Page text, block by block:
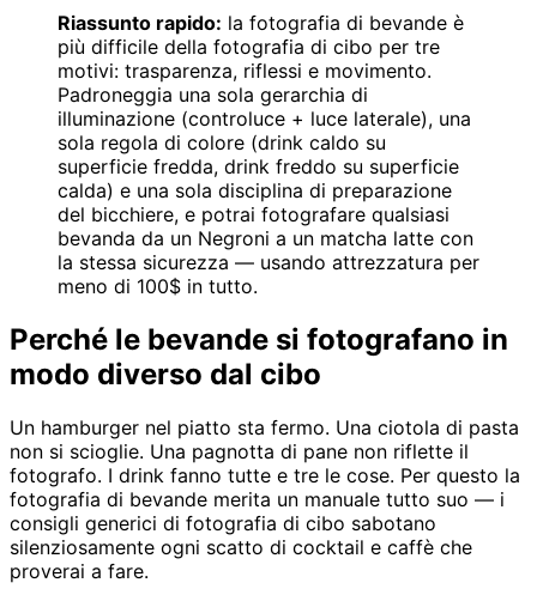
Riassunto rapido: la fotografia di bevande è
più difficile della fotografia di cibo per tre
motivi: trasparenza, riflessi e movimento.
Padroneggia una sola gerarchia di
illuminazione (controluce + luce laterale), una
sola regola di colore (drink caldo su
superficie fredda, drink freddo su superficie
calda) e una sola disciplina di preparazione
del bicchiere, e potrai fotografare qualsiasi
bevanda da un Negroni a un matcha latte con
la stessa sicurezza — usando attrezzatura per
meno di 100$ in tutto.
Perché le bevande si fotografano in
modo diverso dal cibo
Un hamburger nel piatto sta fermo. Una ciotola di pasta
non si scioglie. Una pagnotta di pane non riflette il
fotografo. I drink fanno tutte e tre le cose. Per questo la
fotografia di bevande merita un manuale tutto suo — i
consigli generici di fotografia di cibo sabotano
silenziosamente ogni scatto di cocktail e caffè che
proverai a fare.